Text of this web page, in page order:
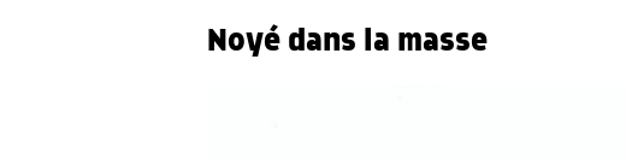
Noyé dans la masse